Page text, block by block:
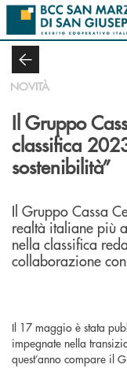
Salta al contenuto
NOVITÀ
Il Gruppo
classifica
sostenibilità”
Il Gruppo Cassa
realtà italiane più
nella classifica
collaborazione
Il 17 maggio è stata
impegnate nella
quest’anno compare il